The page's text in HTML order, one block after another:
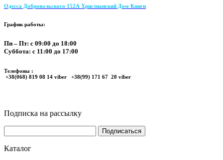
Одесса Добровольского 152А Христианский Дом Книги
График работы:
Пн – Пт: с 09:00 до 18:00
Суббота: с 11:00 до 17:00
Телефоны :
+38(068) 819 08 14 viber +38(99) 171 67 20 viber
Подписка на рассылку
Каталог